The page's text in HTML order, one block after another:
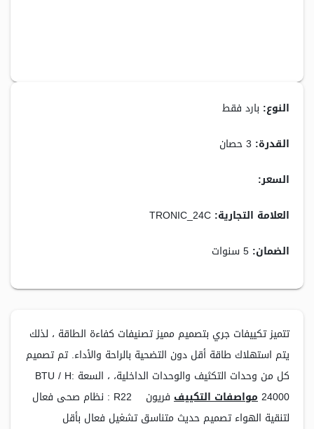
النوع: بارد فقط
القدرة: 3 حصان
السعر:
العلامة التجارية: TRONIC_24C
الضمان: 5 سنوات
تتميز تكييفات جري بتصميم مميز تصنيفات كفاءة الطاقة ، لذلك
يتم استهلاك طاقة أقل دون التضحية بالراحة والأداء. تم تصميم
كل من وحدات التكثيف والوحدات الداخلية، ، السعة BTU / H:
24000مواصفات التكييف
فريون R22 : نظام صحى فعال
لتنقية الهواء تصميم حديث متناسق تشغيل فعال بأقل